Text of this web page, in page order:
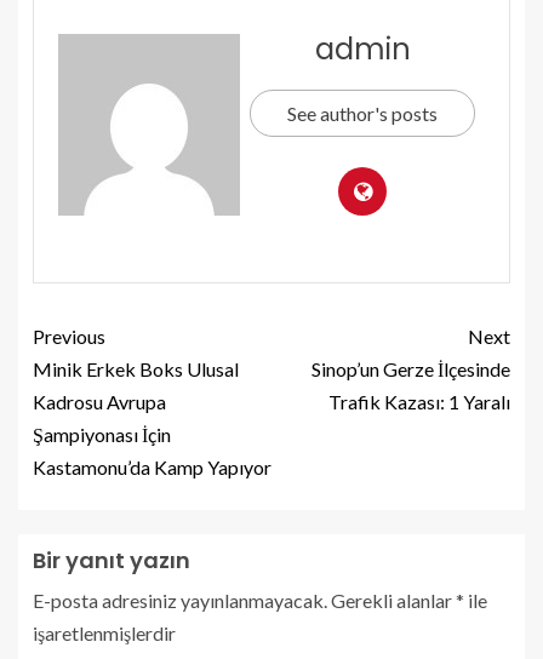
admin
See author's posts
Previous
Minik Erkek Boks Ulusal
Kadrosu Avrupa
Şampiyonası İçin
Kastamonu’da Kamp Yapıyor
Next
Sinop’un Gerze İlçesinde
Trafik Kazası: 1 Yaralı
Bir yanıt yazın
E-posta adresiniz yayınlanmayacak.Gerekli alanlar* ile
işaretlenmişlerdir